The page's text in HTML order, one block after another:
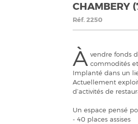
CHAMBERY
Réf.2250
À vendre fonds
commodités et
Implanté dans un
Actuellement
d’activités de
Un espace pensé
- 40 places assises